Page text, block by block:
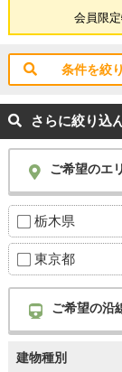
会員限
条件を絞
さらに絞り込
ご希望のエ
栃木県
東京都
ご希望の沿
建物種別